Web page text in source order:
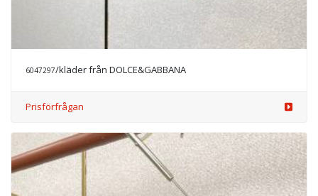
6047297/kläder från DOLCE&GABBANA
Prisförfrågan